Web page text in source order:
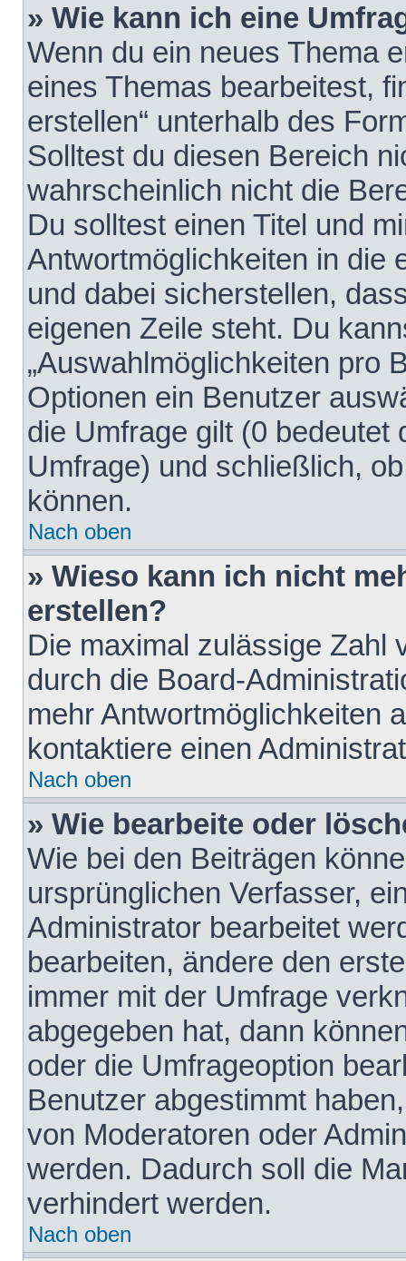
» Wie kann ich eine
Wenn du ein neues Thema
eines Themas bearbeitest,
erstellen“ unterhalb des
Solltest du diesen Bereich
wahrscheinlich nicht die
Du solltest einen Titel und
Antwortmöglichkeiten in die
und dabei sicherstellen,
eigenen Zeile steht. Du
„Auswahlmöglichkeiten pro
Optionen ein Benutzer
die Umfrage gilt (0 bedeutet
Umfrage) und schließlich,
können.
Nach oben
» Wieso kann ich nicht
erstellen?
Die maximal zulässige Zahl
durch die Board-
mehr Antwortmöglichkeiten
kontaktiere einen
Nach oben
» Wie bearbeite oder
Wie bei den Beiträgen
ursprünglichen Verfasser,
Administrator bearbeitet
bearbeiten, ändere den
immer mit der Umfrage
abgegeben hat, dann
oder die Umfrageoption
Benutzer abgestimmt
von Moderatoren oder
werden. Dadurch soll die
verhindert werden.
Nach oben